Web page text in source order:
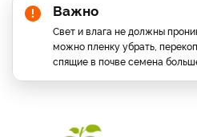
Важно
Свет и влага не должны
можно пленку убрать,
спящие в почве семена